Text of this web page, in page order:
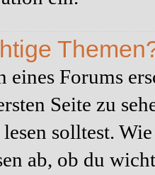
eines Forums
Seite zu
solltest.
ab, ob du